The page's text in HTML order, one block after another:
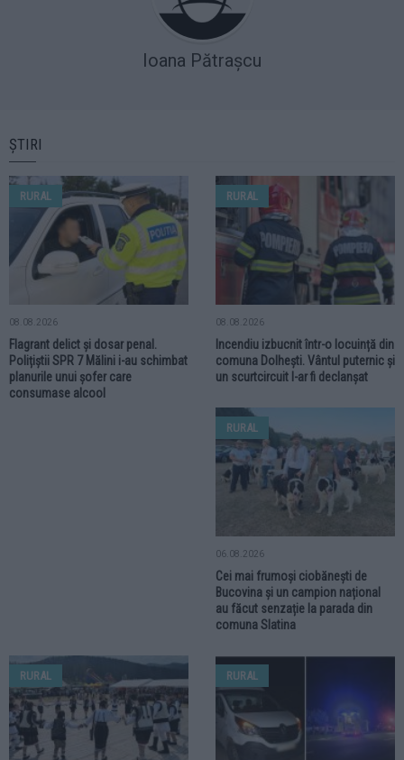
Ioana Pătrașcu
ȘTIRI
RURAL
08.08.2026
Flagrant delict și dosar penal.
Polițiștii SPR 7 Mălini i-au schimbat
planurile unui șofer care
consumase alcool
RURAL
08.08.2026
Incendiu izbucnit într-o locuință din
comuna Dolhești. Vântul puternic și
un scurtcircuit l-ar fi declanșat
RURAL
06.08.2026
Cei mai frumoși ciobănești de
Bucovina și un campion național
au făcut senzație la parada din
comuna Slatina
RURAL RURAL